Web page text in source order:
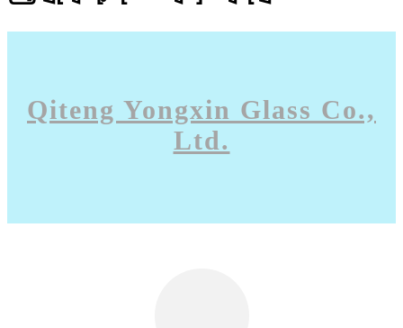
Qiteng Yongxin Glass Co.,
Ltd.